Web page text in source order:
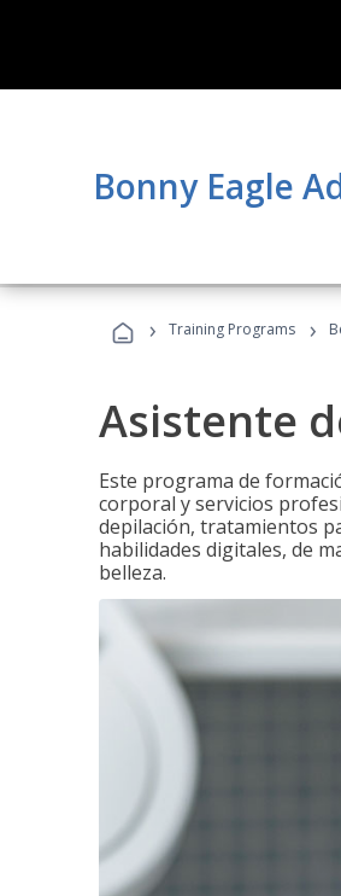
Bonny Eagle
› Training Programs ›
Asistente
Este programa de
corporal y servicios
depilación, tratamientos
habilidades digitales, de
belleza.